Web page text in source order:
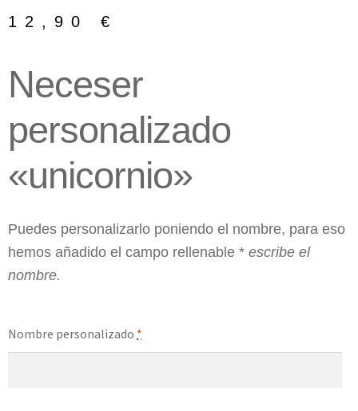
12,90 €
Neceser
personalizado
«unicornio»
Puedes personalizarlo poniendo el nombre, para eso
hemos añadido el campo rellenable * escribe el
nombre.
Nombre personalizado *